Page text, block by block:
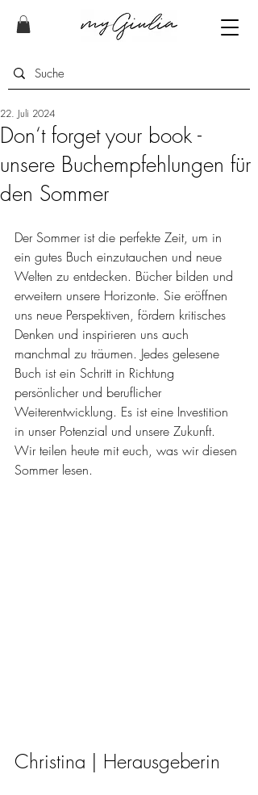
Don‘t forget your book -
unsere Buchempfehlungen für
den Sommer
22. Juli 2024
Der Sommer ist die perfekte Zeit, um in
ein gutes Buch einzutauchen und neue
Welten zu entdecken. Bücher bilden und
erweitern unsere Horizonte. Sie eröffnen
uns neue Perspektiven, fördern kritisches
Denken und inspirieren uns auch
manchmal zu träumen. Jedes gelesene
Buch ist ein Schritt in Richtung
persönlicher und beruflicher
Weiterentwicklung. Es ist eine Investition
in unser Potenzial und unsere Zukunft.
Wir teilen heute mit euch, was wir diesen
Sommer lesen.
Christina | Herausgeberin